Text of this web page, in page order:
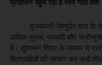
प्रशासन पहुंच रहा है स्वयं गांवों तक
मुख्यमंत्री विष्णुदेव साय के
अधिक सुलभ, प्रभावी और जनोन्मुखी
है। सुशासन तिहार के माध्यम से
हितग्राहियों की पहचान कर उन्हें